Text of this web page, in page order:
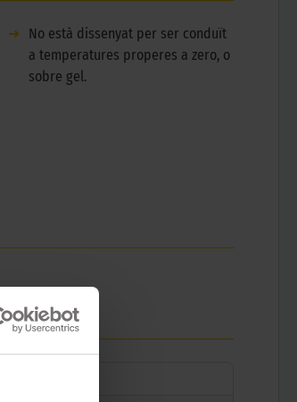
➜
No està dissenyat per ser conduït
a temperatures properes a zero, o
sobre gel.